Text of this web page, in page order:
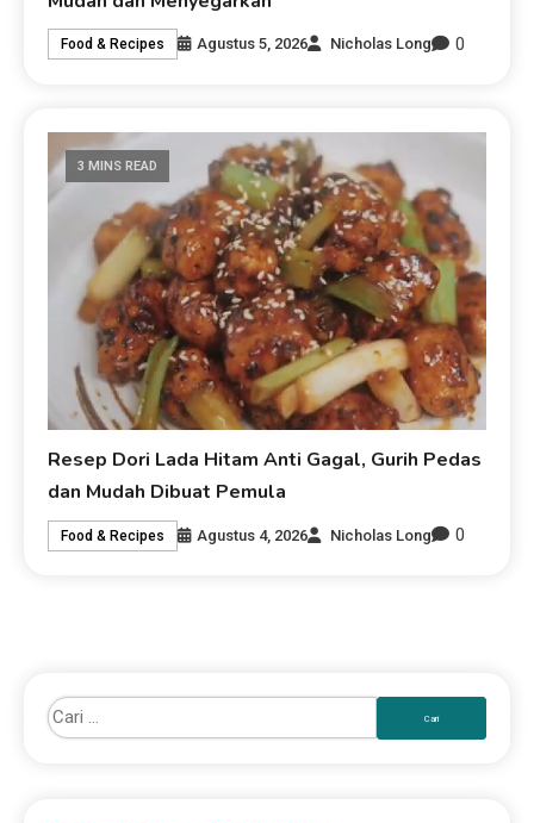
Food & Recipes Agustus 5, 2026 Nicholas Long 0
3 MINS READ
Resep Dori Lada Hitam Anti Gagal, Gurih Pedas
dan Mudah Dibuat Pemula
Food & Recipes Agustus 4, 2026 Nicholas Long 0